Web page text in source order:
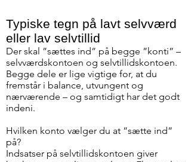
Typiske tegn på lavt selvværd
eller lav selvtillid
Der skal ”sættes ind” på begge ”konti” –
selvværdskontoen og selvtillidskontoen.
Begge dele er lige vigtige for, at du
fremstår i balance, utvungent og
nærværende – og samtidigt har det godt
indeni.
Hvilken konto vælger du at ”sætte ind”
på?
Indsatser på selvtillidskontoen giver